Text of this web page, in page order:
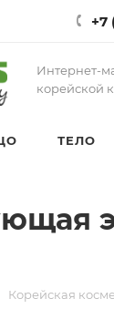
+7
Интернет-
корейской
ТЕЛО
Корейская